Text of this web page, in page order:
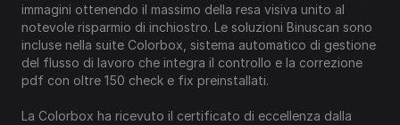
immagini ottenendo il massimo della resa visiva unito al
notevole risparmio di inchiostro. Le soluzioni Binuscan sono
incluse nella suite Colorbox, sistema automatico di gestione
del flusso di lavoro che integra il controllo e la correzione
pdf con oltre 150 check e fix preinstallati.
La Colorbox ha ricevuto il certificato di eccellenza dalla